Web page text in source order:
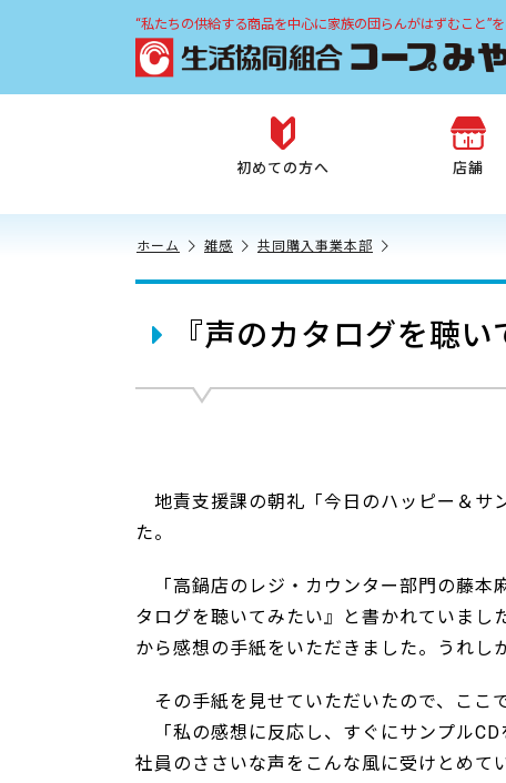
“私たちの供給する商品を中心に家族の団らんがはずむこと”
初めての方へ 店舗
ホーム 雑感 共同購入事業本部
『声のカタログを聴い
地責支援課の朝礼「今日のハッピー＆サ
た。
「高鍋店のレジ・カウンター部門の藤本
タログを聴いてみたい』と書かれていまし
から感想の手紙をいただきました。うれし
その手紙を見せていただいたので、ここ
「私の感想に反応し、すぐにサンプル
社員のささいな声をこんな風に受けとめて